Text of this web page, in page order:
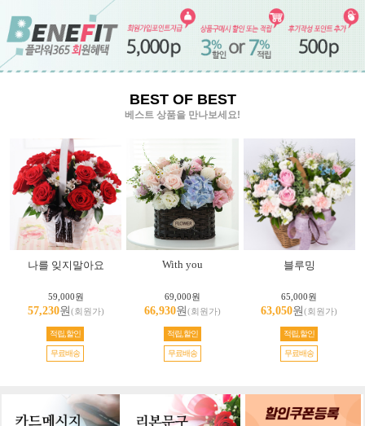
BEST OF BEST
베스트 상품을 만나보세요!
나를 잊지말아요
59,000원
57,230원(회원가)
적립,할인
무료배송
With you
69,000원
66,930원(회원가)
적립,할인
무료배송
블루밍
65,000원
63,050원(회원가)
적립,할인
무료배송